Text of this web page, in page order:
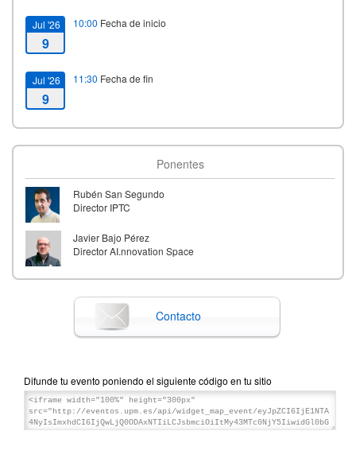
Jul '26
9
10:00 Fecha de inicio
Jul '26
9
11:30 Fecha de fin
Ponentes
Rubén San Segundo
Director IPTC
Javier Bajo Pérez
Director AI.nnovation Space
Contacto
Difunde tu evento poniendo el siguiente código en tu sitio